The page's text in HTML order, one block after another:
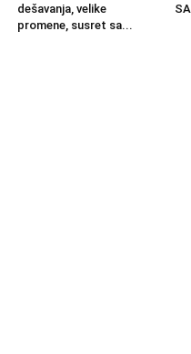
dešavanja, velike
promene, susret sa...